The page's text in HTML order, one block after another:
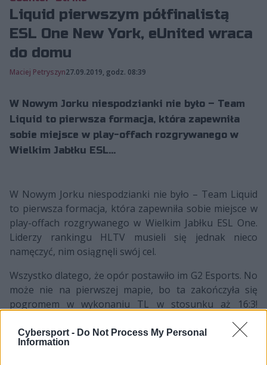
Cybersport - Do Not Process My Personal
Information
Liquid pierwszym półfinalistą
ESL One New York, eUnited wraca
do domu
Maciej Petryszyn27.09.2019, godz. 08:39
W Nowym Jorku niespodzianki nie było – Team
Liquid to pierwsza formacja, która zapewniła
sobie miejsce w play-offach rozgrywanego w
Wielkim Jabłku ESL...
W Nowym Jorku niespodzianki nie było – Team Liquid
to pierwsza formacja, która zapewniła sobie miejsce w
play-offach rozgrywanego w Wielkim Jabłku ESL One.
Liderzy rankingu HLTV musieli się jednak nieco
namęczyć, nim osiągnęli swój cel.
Wszystko dlatego, że opór postawiło im G2 Esports. No
może nie na pierwszej mapie, bo ta zakończyła się
pogromem w wykonaniu TL w stosunku aż 16:3!
ogrom emocji, tym bardziej że to Liquid przez całą
drugą połowę musiało gonić wynik. Ba, w pewnym